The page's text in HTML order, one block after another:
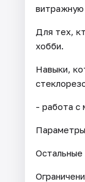
витражную
Для тех,
хобби.
Навыки,
- работа с
Остальные